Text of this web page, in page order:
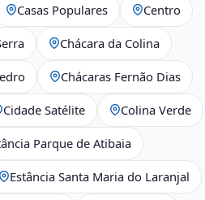
Casas Populares Centro
Chácara da Colina
Chácaras Fernão Dias
Cidade Satélite Colina Verde
Parque de Atibaia
Estância Santa Maria do Laranjal